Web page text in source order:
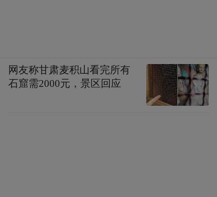
网友称甘肃麦积山看完所有
石窟需2000元，景区回应